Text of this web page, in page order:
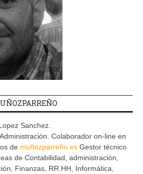
Sanchez.
Colaborador on-line en
de muñozparreño.es Gestor técnico
de Contabilidad, administración,
Finanzas, RR.HH, Informática,